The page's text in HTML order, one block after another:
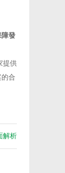
障發
提供
合
解析